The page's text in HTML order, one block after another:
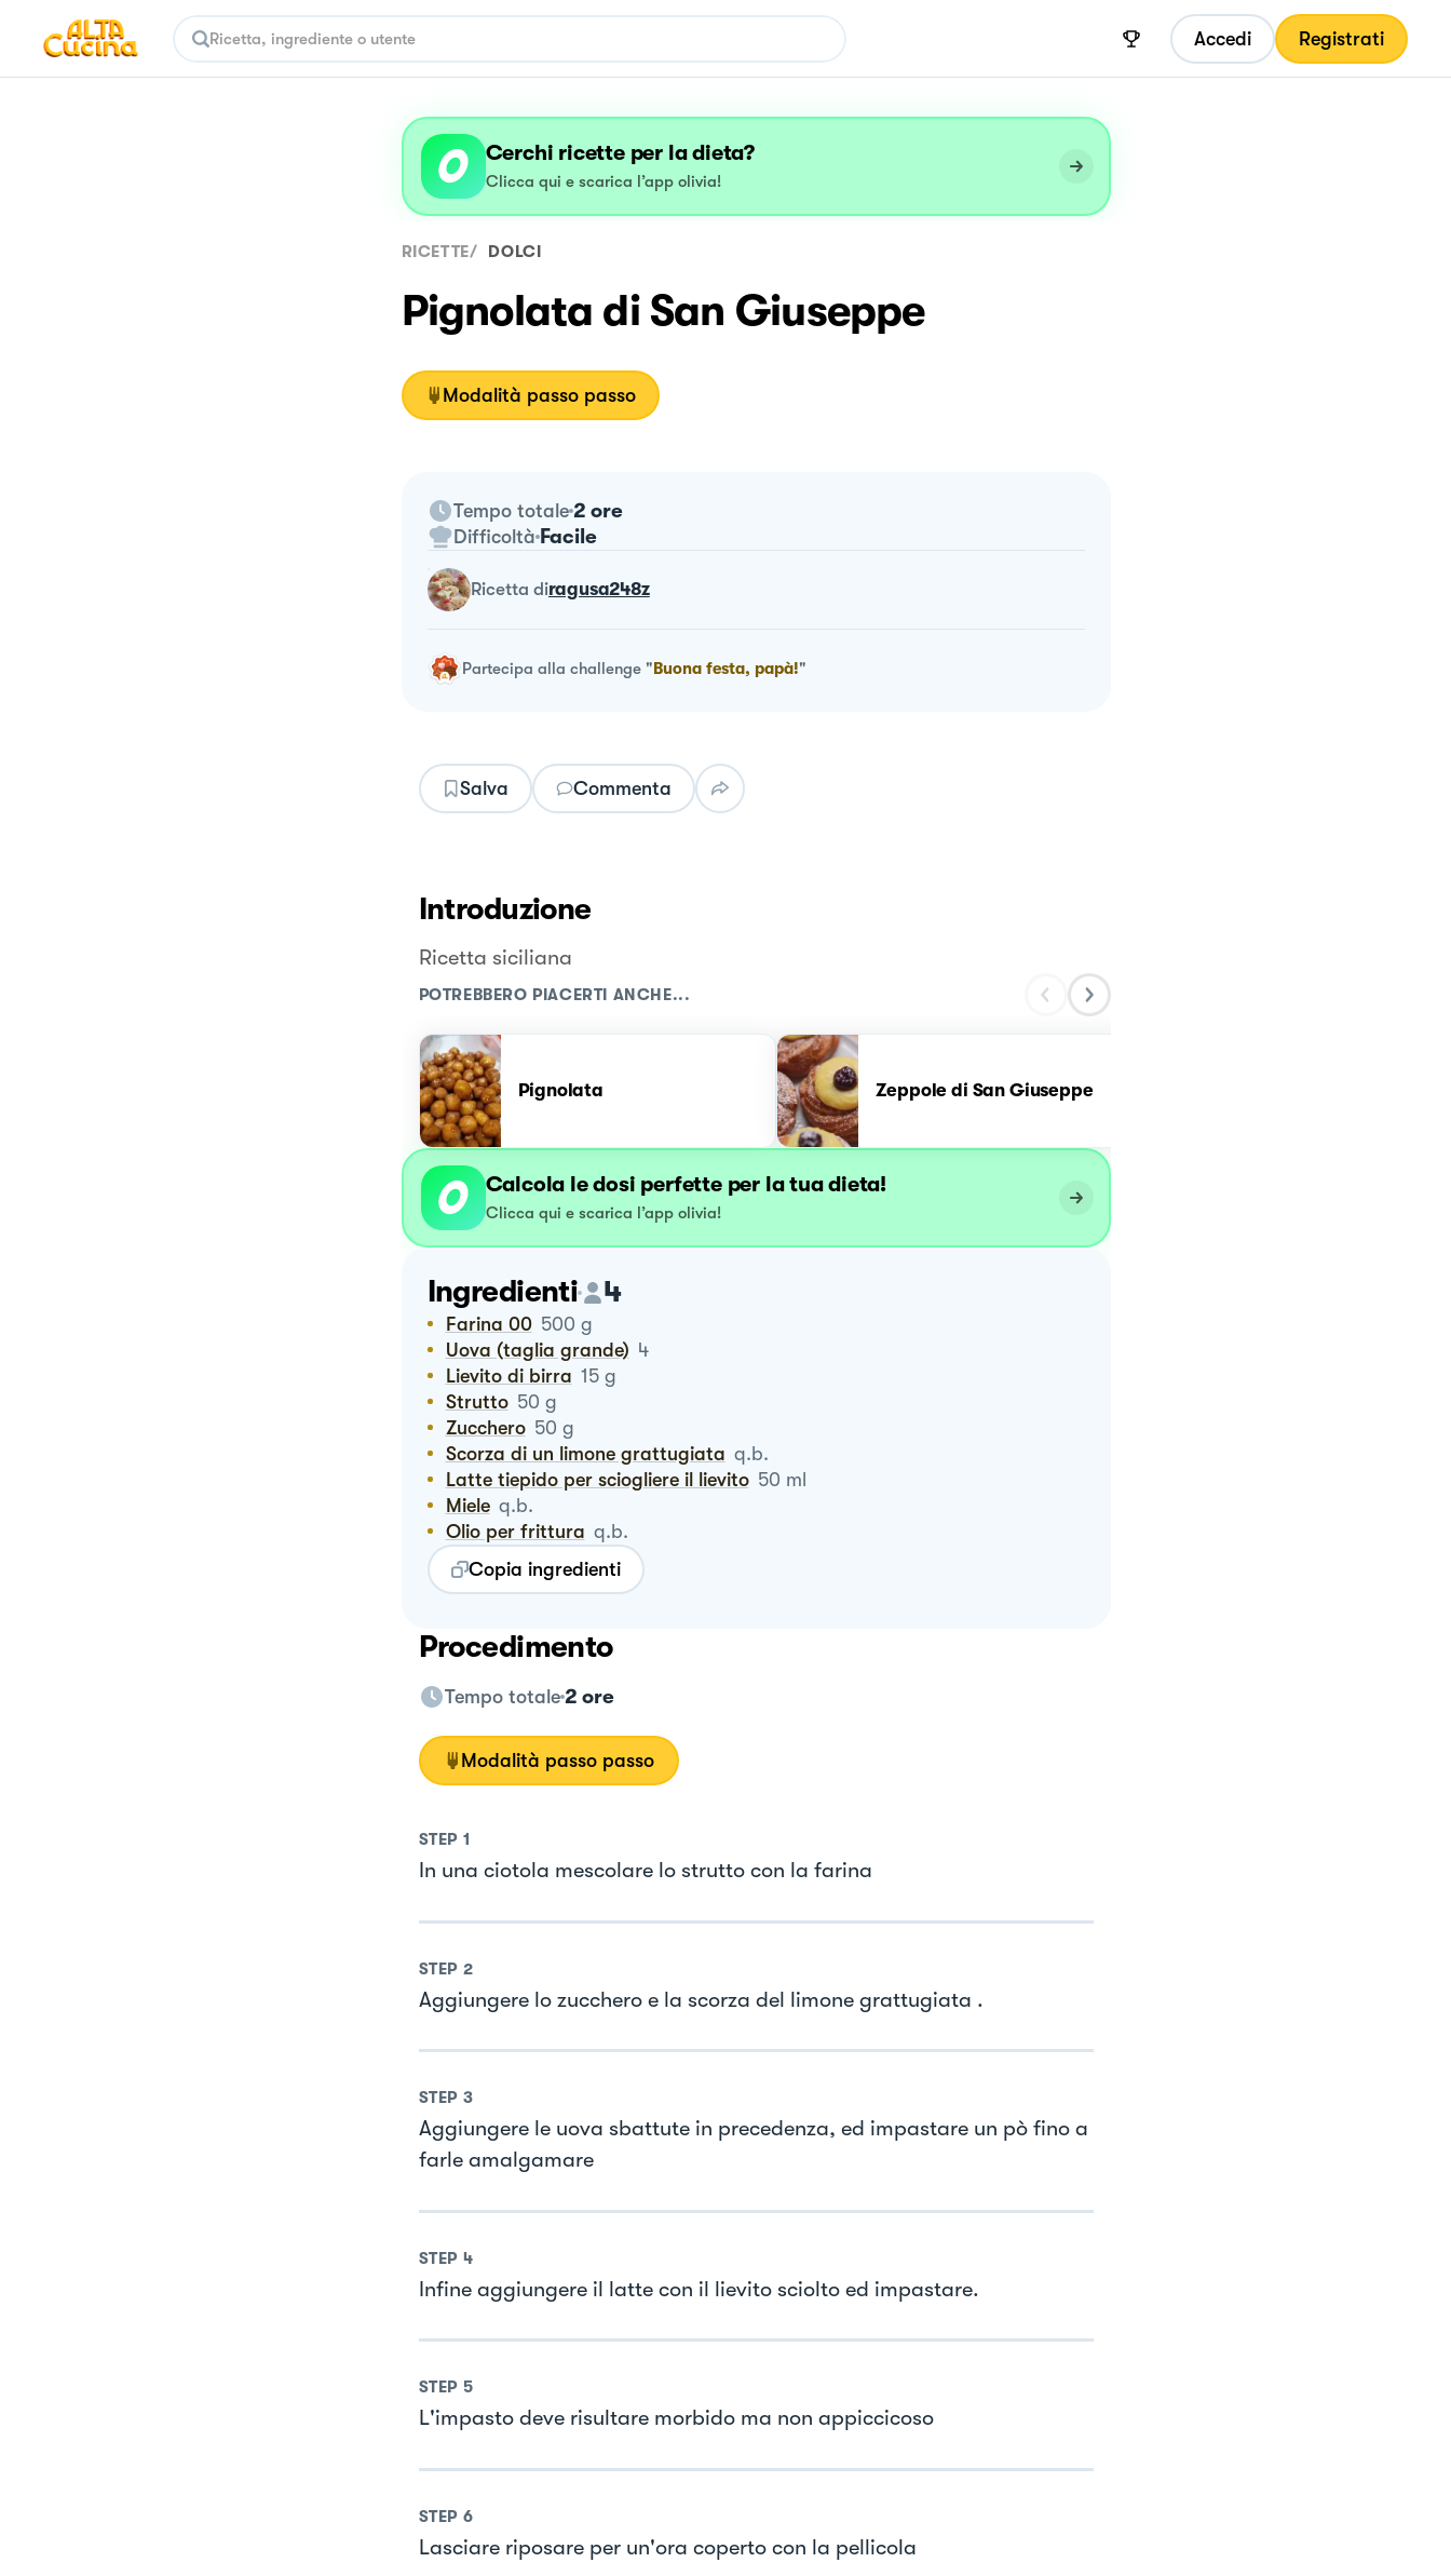
Accedi Registrati
Cerchi ricette per la dieta?
Clicca qui e scarica l’app olivia!
RICETTE/ DOLCI
Pignolata di San Giuseppe
Modalità passo passo
Tempo totale 2 ore
Difficoltà Facile
ricetta diragusa248z
Partecipa alla challenge"Buona festa, papà!"
Salva Commenta
Introduzione
Ricetta siciliana
POTREBBERO PIACERTI ANCHE...
Pignolata Zeppole di San Giuseppe
Calcola le dosi perfette per la tua dieta!
Clicca qui e scarica l’app olivia!
Ingredienti 4
Farina 00 500 g
Uova (taglia grande) 4
Lievito di birra 15 g
Strutto 50 g
Zucchero 50 g
Scorza di un limone grattugiata q.b.
Latte tiepido per sciogliere il lievito 50 ml
Miele q.b.
Olio per frittura q.b.
Copia ingredienti
Procedimento
Tempo totale 2 ore
Modalità passo passo
STEP 1
In una ciotola mescolare lo strutto con la farina
STEP 2
Aggiungere lo zucchero e la scorza del limone grattugiata .
STEP 3
Aggiungere le uova sbattute in precedenza, ed impastare un pò fino a
farle amalgamare
STEP 4
Infine aggiungere il latte con il lievito sciolto ed impastare.
STEP 5
L'impasto deve risultare morbido ma non appiccicoso
STEP 6
Lasciare riposare per un'ora coperto con la pellicola